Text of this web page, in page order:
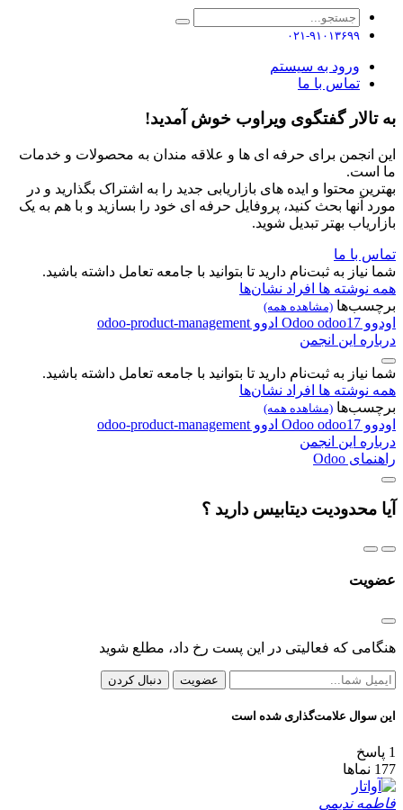
۰۲۱-۹۱۰۱۳۶۹۹
ورود به سیستم
تماس با ما
به تالار گفتگوی ویراوب خوش آمدید!
این انجمن برای حرفه ای ها و علاقه مندان به محصولات و خدمات
ما است.
بهترین محتوا و ایده های بازاریابی جدید را به اشتراک بگذارید و در
مورد آنها بحث کنید، پروفایل حرفه ای خود را بسازید و با هم به یک
بازاریاب بهتر تبدیل شوید.
تماس با ما
شما نیاز به ثبت‌نام دارید تا بتوانید با جامعه تعامل داشته باشید.
همه نوشته ها افراد نشان‌ها
برچسب‌ها (مشاهده همه)
اودوو Odoo odoo17 ادوو odoo-product-management
درباره این انجمن
شما نیاز به ثبت‌نام دارید تا بتوانید با جامعه تعامل داشته باشید.
همه نوشته ها افراد نشان‌ها
برچسب‌ها (مشاهده همه)
اودوو Odoo odoo17 ادوو odoo-product-management
درباره این انجمن
راهنمای Odoo
آیا محدودیت دیتابیس دارید ؟
عضویت
هنگامی که فعالیتی در این پست رخ داد، مطلع شوید
عضویت دنبال کردن
این سوال علامت‌گذاری شده است
1 پاسخ
177 نماها
فاطمه ندیمی